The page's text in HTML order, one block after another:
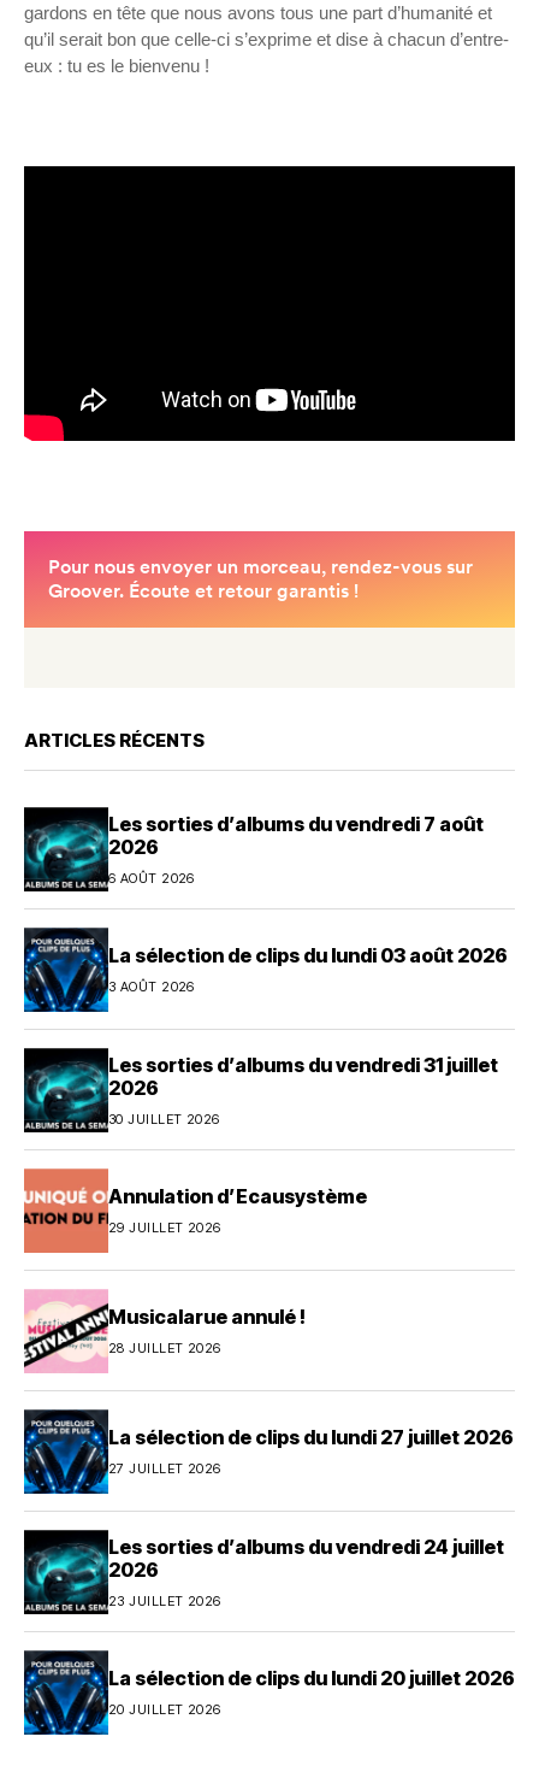
gardons en tête que nous avons tous une part d’humanité et
qu’il serait bon que celle-ci s’exprime et dise à chacun d’entre-
eux : tu es le bienvenu !
ARTICLES RÉCENTS
Les sorties d’albums du vendredi 7 août
2026
6 AOÛT 2026
La sélection de clips du lundi 03 août 2026
3 AOÛT 2026
Les sorties d’albums du vendredi 31 juillet
2026
30 JUILLET 2026
Annulation d’Ecausystème
29 JUILLET 2026
Musicalarue annulé !
28 JUILLET 2026
La sélection de clips du lundi 27 juillet 2026
27 JUILLET 2026
Les sorties d’albums du vendredi 24 juillet
2026
23 JUILLET 2026
La sélection de clips du lundi 20 juillet 2026
20 JUILLET 2026